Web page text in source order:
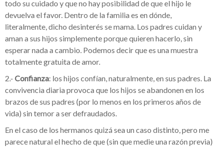
todo su cuidado y que no hay posibilidad de que el hijo le
devuelva el favor. Dentro de la familia es en dónde,
literalmente, dicho desinterés se mama. Los padres cuidan y
aman a sus hijos simplemente porque quieren hacerlo, sin
esperar nada a cambio. Podemos decir que es una muestra
totalmente gratuita de amor.
2.- Confianza: los hijos confían, naturalmente, en sus padres. La
convivencia diaria provoca que los hijos se abandonen en los
brazos de sus padres (por lo menos en los primeros años de
vida) sin temor a ser defraudados.
En el caso de los hermanos quizá sea un caso distinto, pero me
parece natural el hecho de que (sin que medie una razón previa)